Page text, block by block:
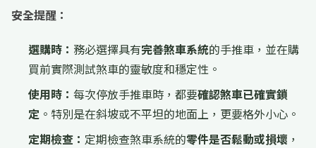
安全提醒：
選購時： 務必選擇具有完善煞車系統的手推車，並在購
買前實際測試煞車的靈敏度和穩定性。
使用時： 每次停放手推車時，都要確認煞車已確實鎖
定 。特別是在斜坡或不平坦的地面上，更要格外小心。
定期檢查： 定期檢查煞車系統的零件是否鬆動或損壞 ，